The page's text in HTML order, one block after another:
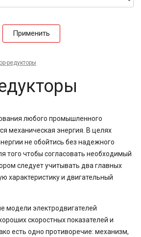
Применить
редукторы
любого промышленного
механическая энергия. В целях
не обойтись без надежного
того чтобы согласовать необходимый
следует учитывать два главных
характеристику и двигательный
модели электродвигателей
скоростных показателей и
есть одно противоречие: механизм,